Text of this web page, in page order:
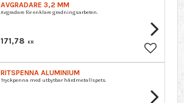
AVGRADARE 3,2 MM
Avgradare för enklare gradningsarbeten.
171,78 KR
Lägg till
RITSPENNA ALUMINIUM
Tryckpenna med utbytbar hårdmetallspets.